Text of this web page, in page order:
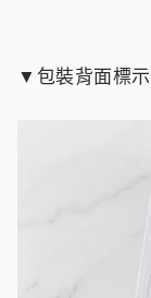
▼包裝背面標